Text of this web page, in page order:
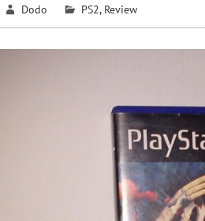
Dodo PS2, Review